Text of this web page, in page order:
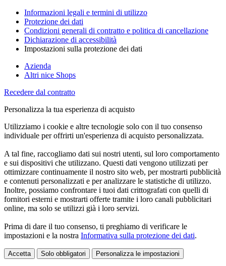
Informazioni legali e termini di utilizzo
Protezione dei dati
Condizioni generali di contratto e politica di cancellazione
Dichiarazione di accessibilità
Impostazioni sulla protezione dei dati
Azienda
Altri nice Shops
Recedere dal contratto
Personalizza la tua esperienza di acquisto
Utilizziamo i cookie e altre tecnologie solo con il tuo consenso
individuale per offrirti un'esperienza di acquisto personalizzata.
A tal fine, raccogliamo dati sui nostri utenti, sul loro comportamento
e sui dispositivi che utilizzano. Questi dati vengono utilizzati per
ottimizzare continuamente il nostro sito web, per mostrarti pubblicità
e contenuti personalizzati e per analizzare le statistiche di utilizzo.
Inoltre, possiamo confrontare i tuoi dati crittografati con quelli di
fornitori esterni e mostrarti offerte tramite i loro canali pubblicitari
online, ma solo se utilizzi già i loro servizi.
Prima di dare il tuo consenso, ti preghiamo di verificare le
impostazioni e la nostra Informativa sulla protezione dei dati.
Accetta Solo obbligatori Personalizza le impostazioni